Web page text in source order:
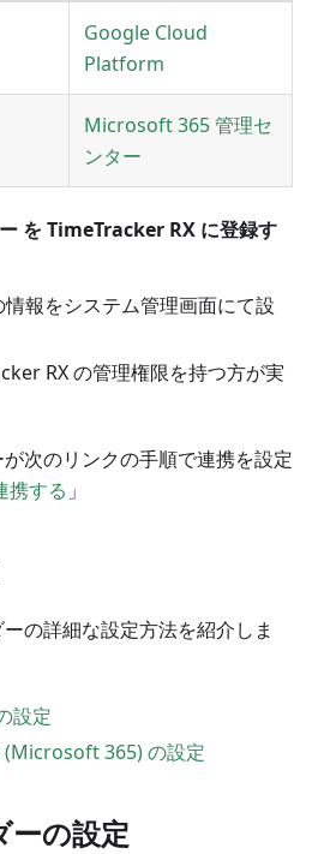
Google Cloud
Platform
Microsoft 365 管理セ
ンター
を TimeTracker RX に登録す
報をシステム管理画面にて設
RX の管理権限を持つ方が実
次のリンクの手順で連携を設定
携する 」
の詳細な設定方法を紹介しま
設定
365) の設定
の設定